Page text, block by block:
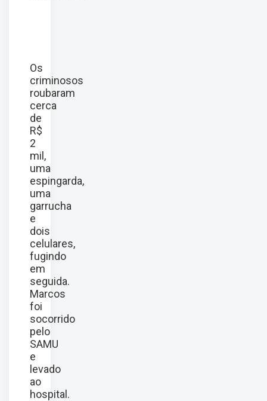
Os
criminosos
roubaram
cerca
de
R$
2
mil,
uma
espingarda,
uma
garrucha
e
dois
celulares,
fugindo
em
seguida.
Marcos
foi
socorrido
pelo
SAMU
e
levado
ao
hospital.